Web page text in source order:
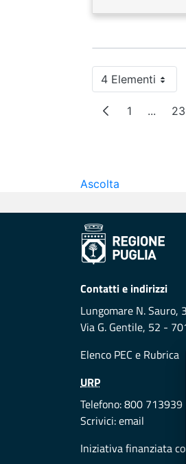
4 Elementi
Per
Pagina
1 ...
Ascolta
Contatti e indirizzi
Lungomare N. Sauro,
Via G. Gentile, 52 -
Elenco PEC e Rubrica
URP
Telefono: 800 713939
Scrivici:email
Iniziativa finanziata